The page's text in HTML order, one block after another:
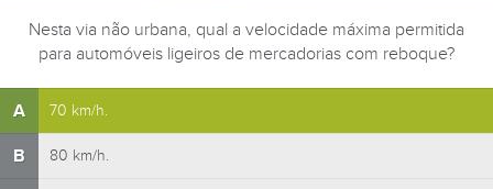
Nesta via não urbana, qual a velocidade máxima permitida
para automóveis ligeiros de mercadorias com reboque?
A 70 km/h.
B 80 km/h.